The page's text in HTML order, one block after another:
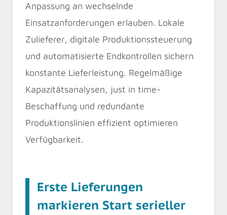
Anpassung an wechselnde
Einsatzanforderungen erlauben. Lokale
Zulieferer, digitale Produktionssteuerung
und automatisierte Endkontrollen sichern
konstante Lieferleistung. Regelmäßige
Kapazitätsanalysen, just in time-
Beschaffung und redundante
Produktionslinien effizient optimieren
Verfügbarkeit.
Erste Lieferungen
markieren Start serieller